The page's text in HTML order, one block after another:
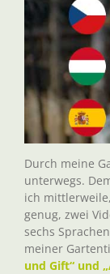
Durch meine
unterwegs.
ich
genug, zwei
sechs
meiner
und Gift“ und